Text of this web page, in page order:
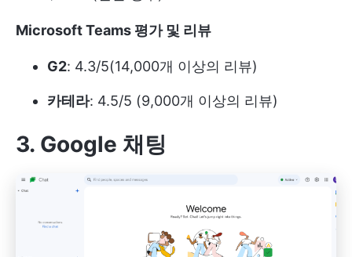
Microsoft Teams 평가 및 리뷰
G2: 4.3/5(14,000개 이상의 리뷰)
카테라: 4.5/5 (9,000개 이상의 리뷰)
3. Google 채팅